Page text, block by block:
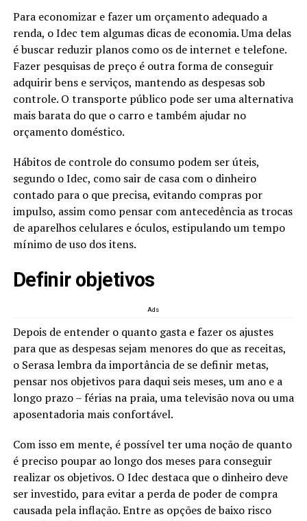
Para economizar e fazer um orçamento adequado a
renda, o Idec tem algumas dicas de economia. Uma delas
é buscar reduzir planos como os de internet e telefone.
Fazer pesquisas de preço é outra forma de conseguir
adquirir bens e serviços, mantendo as despesas sob
controle. O transporte público pode ser uma alternativa
mais barata do que o carro e também ajudar no
orçamento doméstico.
Hábitos de controle do consumo podem ser úteis,
segundo o Idec, como sair de casa com o dinheiro
contado para o que precisa, evitando compras por
impulso, assim como pensar com antecedência as trocas
de aparelhos celulares e óculos, estipulando um tempo
mínimo de uso dos itens.
Definir objetivos
Ads
Depois de entender o quanto gasta e fazer os ajustes
para que as despesas sejam menores do que as receitas,
o Serasa lembra da importância de se definir metas,
pensar nos objetivos para daqui seis meses, um ano e a
longo prazo – férias na praia, uma televisão nova ou uma
aposentadoria mais confortável.
Com isso em mente, é possível ter uma noção de quanto
é preciso poupar ao longo dos meses para conseguir
realizar os objetivos. O Idec destaca que o dinheiro deve
ser investido, para evitar a perda de poder de compra
causada pela inflação. Entre as opções de baixo risco